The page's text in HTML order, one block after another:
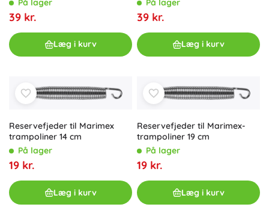
På lager
39 kr.
Læg i kurv
På lager
39 kr.
Læg i kurv
Reservefjeder til Marimex
trampoliner 14 cm
På lager
19 kr.
Læg i kurv
Reservefjeder til Marimex-
trampoliner 19 cm
På lager
19 kr.
Læg i kurv